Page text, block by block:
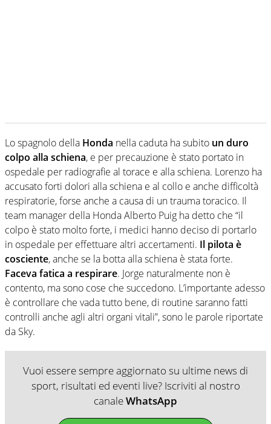
Lo spagnolo della Honda nella caduta ha subito un duro
colpo alla schiena, e per precauzione è stato portato in
ospedale per radiografie al torace e alla schiena. Lorenzo ha
accusato forti dolori alla schiena e al collo e anche difficoltà
respiratorie, forse anche a causa di un trauma toracico. Il
team manager della Honda Alberto Puig ha detto che “il
colpo è stato molto forte, i medici hanno deciso di portarlo
in ospedale per effettuare altri accertamenti. Il pilota è
cosciente, anche se la botta alla schiena è stata forte.
Faceva fatica a respirare. Jorge naturalmente non è
contento, ma sono cose che succedono. L’importante adesso
è controllare che vada tutto bene, di routine saranno fatti
controlli anche agli altri organi vitali”, sono le parole riportate
da Sky.
Vuoi essere sempre aggiornato su ultime news di
sport, risultati ed eventi live? Iscriviti al nostro
canaleWhatsApp